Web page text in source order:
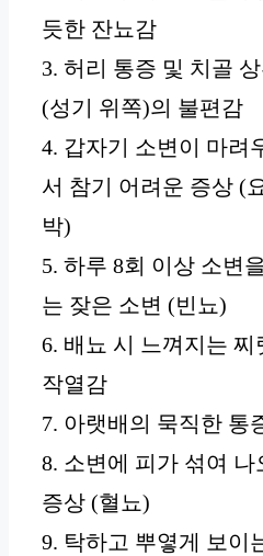
듯한 잔뇨감
3. 허리 통증 및 치골
(성기 위쪽)의 불편감
4. 갑자기 소변이 마려
서 참기 어려운 증상 (
박)
5. 하루 8회 이상 소변
는 잦은 소변 (빈뇨)
6. 배뇨 시 느껴지는 찌
작열감
7. 아랫배의 묵직한 통
8. 소변에 피가 섞여 나
증상 (혈뇨)
9. 탁하고 뿌옇게 보이